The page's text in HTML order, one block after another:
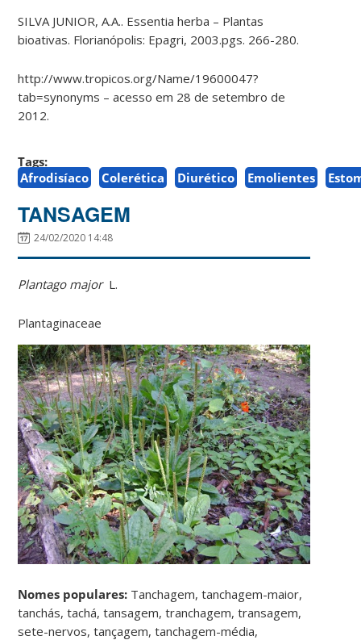
SILVA JUNIOR, A.A.. Essentia herba – Plantas
bioativas. Florianópolis: Epagri, 2003.pgs. 266-280.
http://www.tropicos.org/Name/19600047?
tab=synonyms – acesso em 28 de setembro de
2012.
Tags:
Afrodisíaco
Colerética Diurético Emolientes
TANSAGEM
24/02/2020 14:48
Plantago majorL.
Plantaginaceae
Nomes populares: Tanchagem, tanchagem-maior,
tanchás, tachá, tansagem, tranchagem, transagem,
sete-nervos, tançagem, tanchagem-média,